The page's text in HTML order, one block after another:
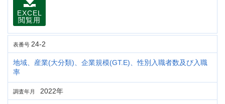
EXCEL
閲覧用
表番号 24-2
地域、産業(大分類)、企業規模(GT.E)、性別入職者数及び入職
率
調査年月 2022年